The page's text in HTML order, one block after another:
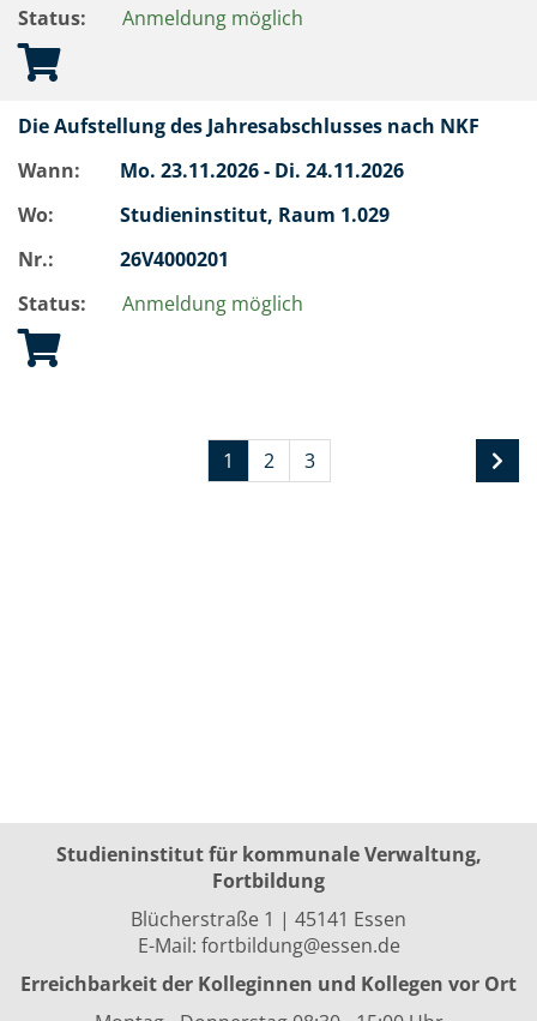
Status:
Anmeldung möglich
Die Aufstellung des Jahresabschlusses nach NKF
Wann:
Mo. 23.11.2026 - Di. 24.11.2026
Wo:
Studieninstitut, Raum 1.029
Nr.:
26V4000201
Status:
Anmeldung möglich
1 2 3
Studieninstitut für kommunale Verwaltung,
Fortbildung
Blücherstraße 1 | 45141 Essen
E-Mail: fortbildung@essen.de
Erreichbarkeit der Kolleginnen und Kollegen vor Ort